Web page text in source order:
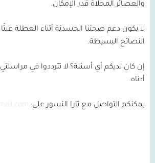
والعصائر المحلاة قدر الإمكان.
لا يكون دعم صحتنا الجسديّة أثناء العطلة عبئًا
النصائح البسيطة.
إن كان لديكم أي أسئلة؟ لا تترددوا في مراسلتي
أدناه.
يمكنكم التواصل مع تارا النسور على: